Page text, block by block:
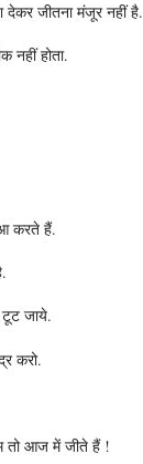
देकर जीतना मंजूर नहीं है.
नहीं होता.
करते हैं.
टूट जाये.
करो.
तो आज में जीते हैं !